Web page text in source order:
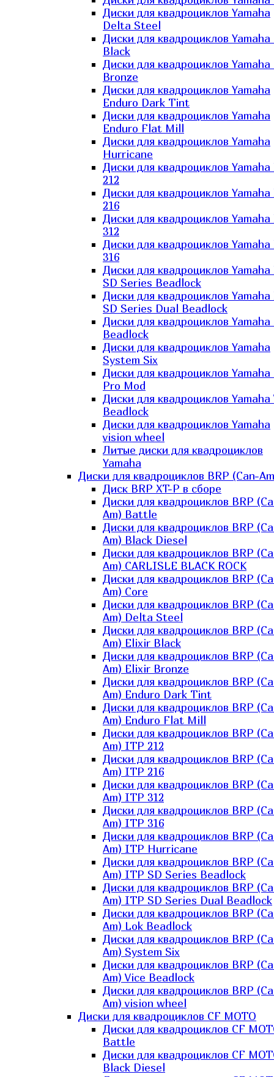
Диски для квадроциклов Yamaha
Delta Steel
Диски для квадроциклов
Black
Диски для квадроциклов
Bronze
Диски для квадроциклов Yamaha
Enduro Dark Tint
Диски для квадроциклов Yamaha
Enduro Flat Mill
Диски для квадроциклов Yamaha
Hurricane
Диски для квадроциклов
212
Диски для квадроциклов
216
Диски для квадроциклов
312
Диски для квадроциклов
316
Диски для квадроциклов
SD Series Beadlock
Диски для квадроциклов
SD Series Dual Beadlock
Диски для квадроциклов Yamaha
Beadlock
Диски для квадроциклов Yamaha
System Six
Диски для квадроциклов Yamaha
Pro Mod
Диски для квадроциклов Yamaha
Beadlock
Диски для квадроциклов Yamaha
vision wheel
Литые диски для квадроциклов
Yamaha
Диски для квадроциклов BRP (Can-
Диск BRP XT-P в сборе
Диски для квадроциклов BRP
Am) Battle
Диски для квадроциклов BRP
Am) Black Diesel
Диски для квадроциклов BRP
Am) CARLISLE BLACK ROCK
Диски для квадроциклов BRP
Am) Core
Диски для квадроциклов BRP
Am) Delta Steel
Диски для квадроциклов BRP
Am) Elixir Black
Диски для квадроциклов BRP
Am) Elixir Bronze
Диски для квадроциклов BRP
Am) Enduro Dark Tint
Диски для квадроциклов BRP
Am) Enduro Flat Mill
Диски для квадроциклов BRP
Am) ITP 212
Диски для квадроциклов BRP
Am) ITP 216
Диски для квадроциклов BRP
Am) ITP 312
Диски для квадроциклов BRP
Am) ITP 316
Диски для квадроциклов BRP
Am) ITP Hurricane
Диски для квадроциклов BRP
Am) ITP SD Series Beadlock
Диски для квадроциклов BRP
Am) ITP SD Series Dual Beadlock
Диски для квадроциклов BRP
Am) Lok Beadlock
Диски для квадроциклов BRP
Am) System Six
Диски для квадроциклов BRP
Am) Vice Beadlock
Диски для квадроциклов BRP
Am) vision wheel
Диски для квадроциклов CF MOTO
Диски для квадроциклов CF
Battle
Диски для квадроциклов CF
Black Diesel